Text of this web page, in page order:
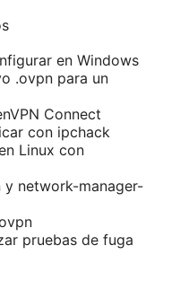
en Windows
.ovpn para un
Connect
con ipchack
Linux con
y network-manager-
pruebas de fuga